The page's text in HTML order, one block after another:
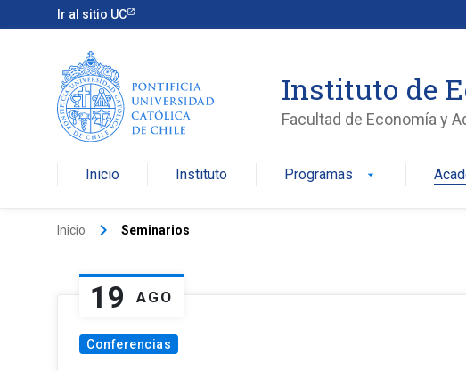
Ir al sitio UC
Instituto de
Facultad de Economía y
Inicio Instituto Programas arrow_drop_down
Inicio keyboard_arrow_right Seminarios
19 AGO
Conferencias